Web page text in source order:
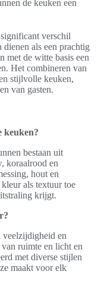
de keuken een
verschil
als een prachtig
met de witte basis een
Het combineren van
stijlvolle keuken,
van gasten.
keuken?
bestaan uit
koraalrood en
hout en
als textuur toe
krijgt.
en
ruimte en licht en
met diverse stijlen
maakt voor elk